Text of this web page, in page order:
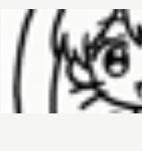
哈基榜
搜索
创建模板